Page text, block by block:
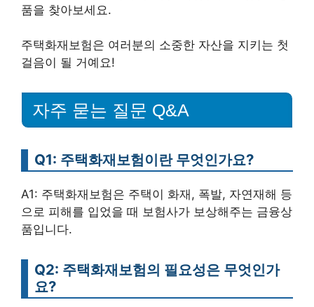
품을 찾아보세요.
주택화재보험은 여러분의 소중한 자산을 지키는 첫
걸음이 될 거예요!
자주 묻는 질문 Q&A
Q1: 주택화재보험이란 무엇인가요?
A1: 주택화재보험은 주택이 화재, 폭발, 자연재해 등
으로 피해를 입었을 때 보험사가 보상해주는 금융상
품입니다.
Q2: 주택화재보험의 필요성은 무엇인가
요?